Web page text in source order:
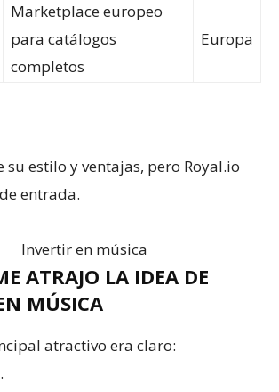
Marketplace europeo
para catálogos
completos
Europa
su estilo y ventajas, pero Royal.io
entrada.
ATRAJO LA IDEA DE
MÚSICA
atractivo era claro: